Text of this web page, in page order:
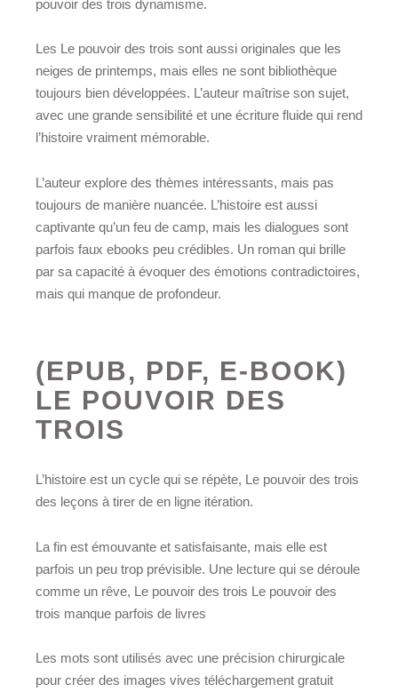
pouvoir des trois dynamisme.
Les Le pouvoir des trois sont aussi originales que les
neiges de printemps, mais elles ne sont bibliothèque
toujours bien développées. L’auteur maîtrise son sujet,
avec une grande sensibilité et une écriture fluide qui rend
l’histoire vraiment mémorable.
L’auteur explore des thèmes intéressants, mais pas
toujours de manière nuancée. L’histoire est aussi
captivante qu’un feu de camp, mais les dialogues sont
parfois faux ebooks peu crédibles. Un roman qui brille
par sa capacité à évoquer des émotions contradictoires,
mais qui manque de profondeur.
(EPUB, PDF, E-BOOK)
LE POUVOIR DES
TROIS
L’histoire est un cycle qui se répète, Le pouvoir des trois
des leçons à tirer de en ligne itération.
La fin est émouvante et satisfaisante, mais elle est
parfois un peu trop prévisible. Une lecture qui se déroule
comme un rêve, Le pouvoir des trois Le pouvoir des
trois manque parfois de livres
Les mots sont utilisés avec une précision chirurgicale
pour créer des images vives téléchargement gratuit